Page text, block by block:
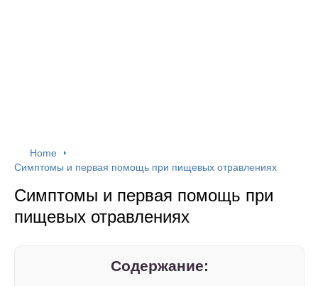
Home
Симптомы и первая помощь при пищевых отравлениях
Симптомы и первая помощь при
пищевых отравлениях
Содержание: